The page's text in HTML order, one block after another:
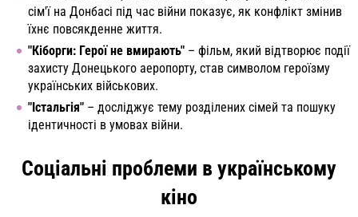
сім'ї на Донбасі під час війни показує, як конфлікт змінив
їхнє повсякденне життя.
"Кіборги: Герої не вмирають" – фільм, який відтворює події
захисту Донецького аеропорту, став символом героїзму
українських військових.
"Істальгія" – досліджує тему розділених сімей та пошуку
ідентичності в умовах війни.
Соціальні проблеми в українському
кіно